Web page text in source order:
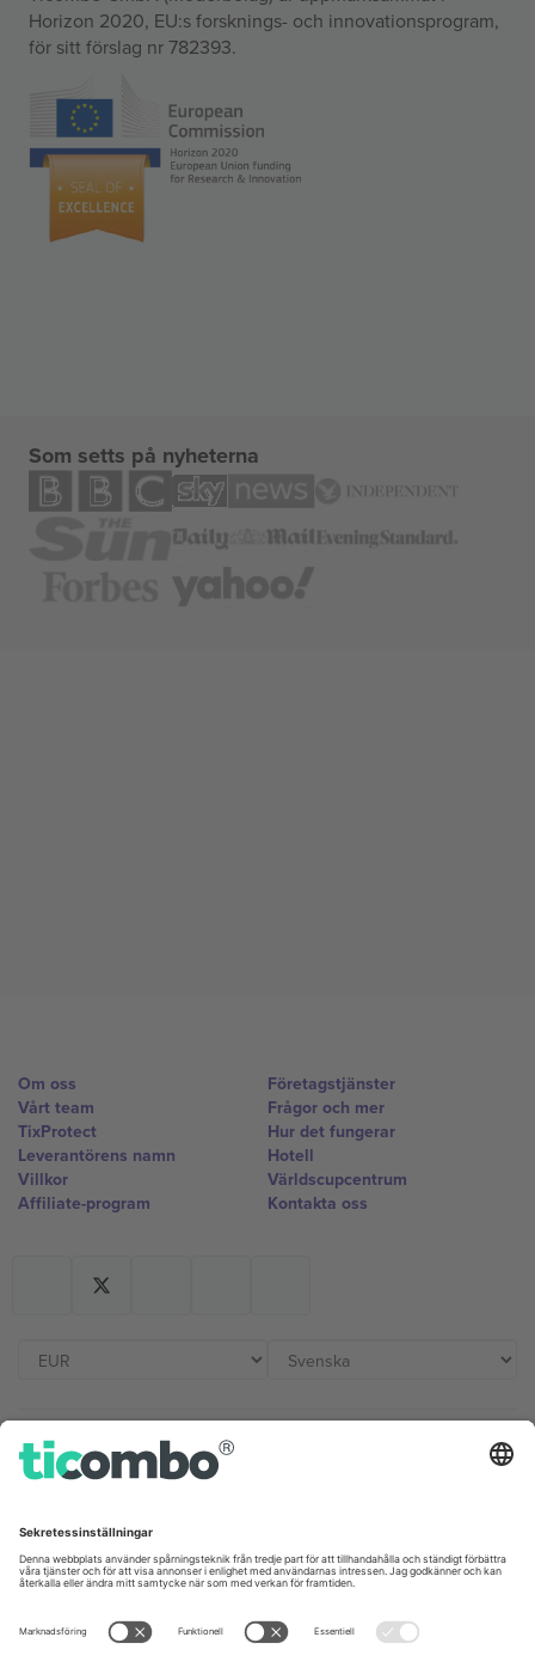
Horizon 2020, EU:s forsknings- och innovationsprogram,
för sitt förslag nr 782393.
Som setts på nyheterna
Om oss
Vårt team
TixProtect
Leverantörens namn
Villkor
Affiliate-program
Företagstjänster
Frågor och mer
Hur det fungerar
Hotell
Världscupcentrum
Kontakta oss
Kontor och support
Unter den Linden 24, 10117
Berlin, Germany
London, EC1V 1AW, United
Kingdom
United States
Switzerland